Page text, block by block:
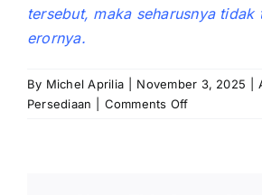
tersebut, maka seharusnya
erornya.
By Michel Aprilia November 3, 2025
Persediaan
Comments Offon